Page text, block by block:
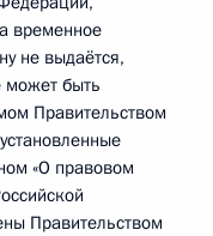
временное
не выдаётся,
может быть
Правительством
«О правовом
Правительством